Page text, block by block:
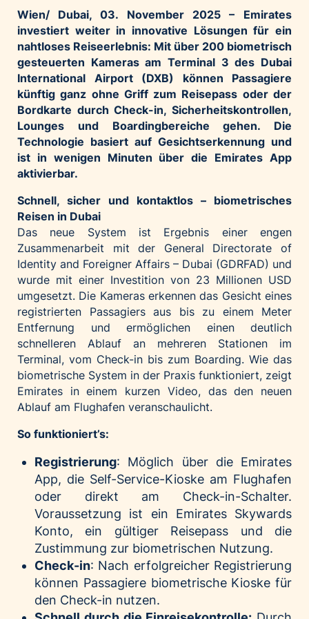
Palfinger AG
Polestar
REXEL Austria
Starbucks
Superbrands Austria
Tante Fanny
Vollpension
win2day
woom bikes
Kontakt
Wien/ Dubai, 03. November 2025 –
Emirates
investiert weiter in innovative Lösungen für ein
nahtloses Reiseerlebnis: Mit über 200 biometrisch
gesteuerten Kameras am Terminal 3 des Dubai
International Airport (DXB) können Passagiere
künftig ganz ohne Griff zum Reisepass oder der
Bordkarte durch Check-in, Sicherheitskontrollen,
Lounges und Boardingbereiche gehen. Die
Technologie basiert auf Gesichtserkennung und
ist in wenigen Minuten über die Emirates App
aktivierbar.
Schnell, sicher und kontaktlos – biometrisches
Reisen in Dubai
Das neue System ist Ergebnis einer engen
Zusammenarbeit mit der General Directorate of
Identity and Foreigner Affairs – Dubai (GDRFAD) und
wurde mit einer Investition von 23 Millionen USD
umgesetzt. Die Kameras erkennen das Gesicht eines
registrierten Passagiers aus bis zu einem Meter
Entfernung und ermöglichen einen deutlich
schnelleren Ablauf an mehreren Stationen im
Terminal, vom Check-in bis zum Boarding. Wie das
biometrische System in der Praxis funktioniert, zeigt
Emirates in einem kurzen Video, das den neuen
Ablauf am Flughafen veranschaulicht.
So funktioniert’s:
Registrierung: Möglich über die Emirates
App, die Self-Service-Kioske am Flughafen
oder direkt am Check-in-Schalter.
Voraussetzung ist ein Emirates Skywards
Konto, ein gültiger Reisepass und die
Zustimmung zur biometrischen Nutzung.
Check-in: Nach erfolgreicher Registrierung
können Passagiere biometrische Kioske für
den Check-in nutzen.